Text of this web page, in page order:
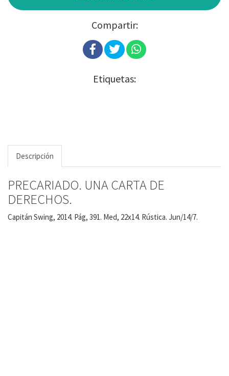
Compartir:
Etiquetas:
Descripción
PRECARIADO. UNA CARTA DE
DERECHOS.
Capitán Swing, 2014. Pág, 391. Med, 22x14. Rústica. Jun/14/7.